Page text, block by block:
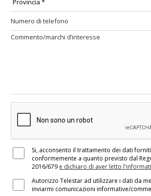
Si, acconsento il trattamento dei dati forniti
conformemente a quanto previsto dal
2016/679 e dichiaro di aver letto
Autorizzo Telestar ad utilizzare i dati da
inviarmi comunicazioni informative/